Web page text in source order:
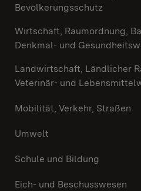
Bevölkerungsschutz
Wirtschaft, Raumordnung,
Denkmal- und
Landwirtschaft, Ländlicher
Veterinär- und
Mobilität, Verkehr, Straßen
Umwelt
Schule und Bildung
Eich- und Beschusswesen